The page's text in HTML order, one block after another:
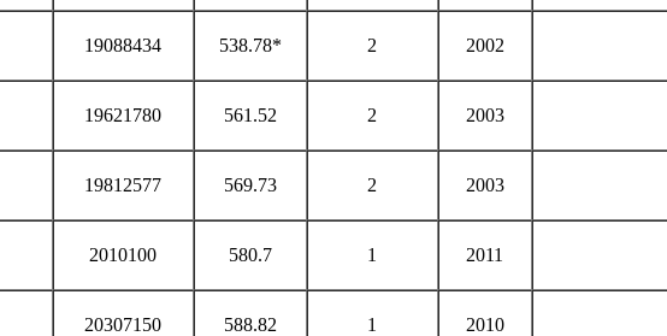
19088434 538.78* 2 2002
19621780 561.52 2 2003
19812577 569.73 2 2003
2010100 580.7 1 2011
20307150 588.82 1 2010